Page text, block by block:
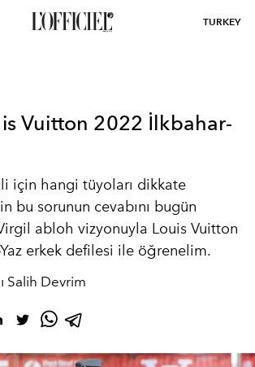
TURKEY
Vuitton 2022 İlkbahar-
için hangi tüyoları dikkate
bu sorunun cevabını bugün
abloh vizyonuyla Louis Vuitton
erkek defilesi ile öğrenelim.
Salih Devrim